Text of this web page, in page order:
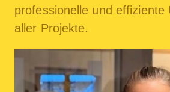
professionelle und effiziente
aller Projekte.